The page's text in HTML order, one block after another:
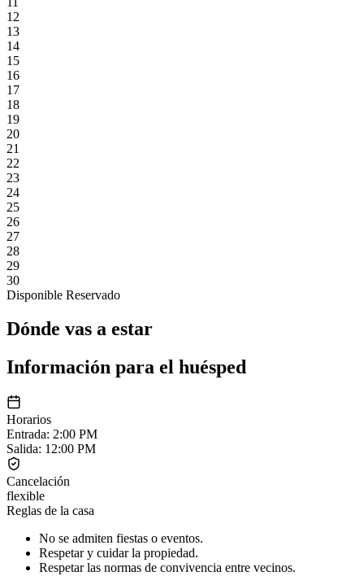
12
13
14
15
16
17
18
19
20
21
22
23
24
25
26
27
28
29
30
Disponible Reservado
Dónde vas a estar
Información para el huésped
Horarios
Entrada: 2:00 PM
Salida: 12:00 PM
Cancelación
flexible
Reglas de la casa
No se admiten fiestas o eventos.
Respetar y cuidar la propiedad.
Respetar las normas de convivencia entre vecinos.